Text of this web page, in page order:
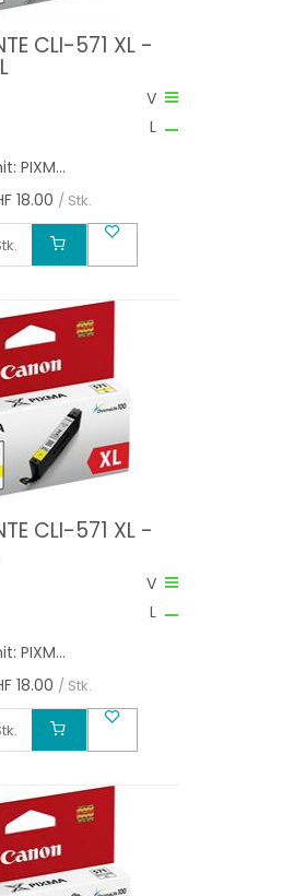
CLI-571 XL -
V
L
PIXM...
18.00 / Stk.
CLI-571 XL -
V
L
PIXM...
18.00 / Stk.